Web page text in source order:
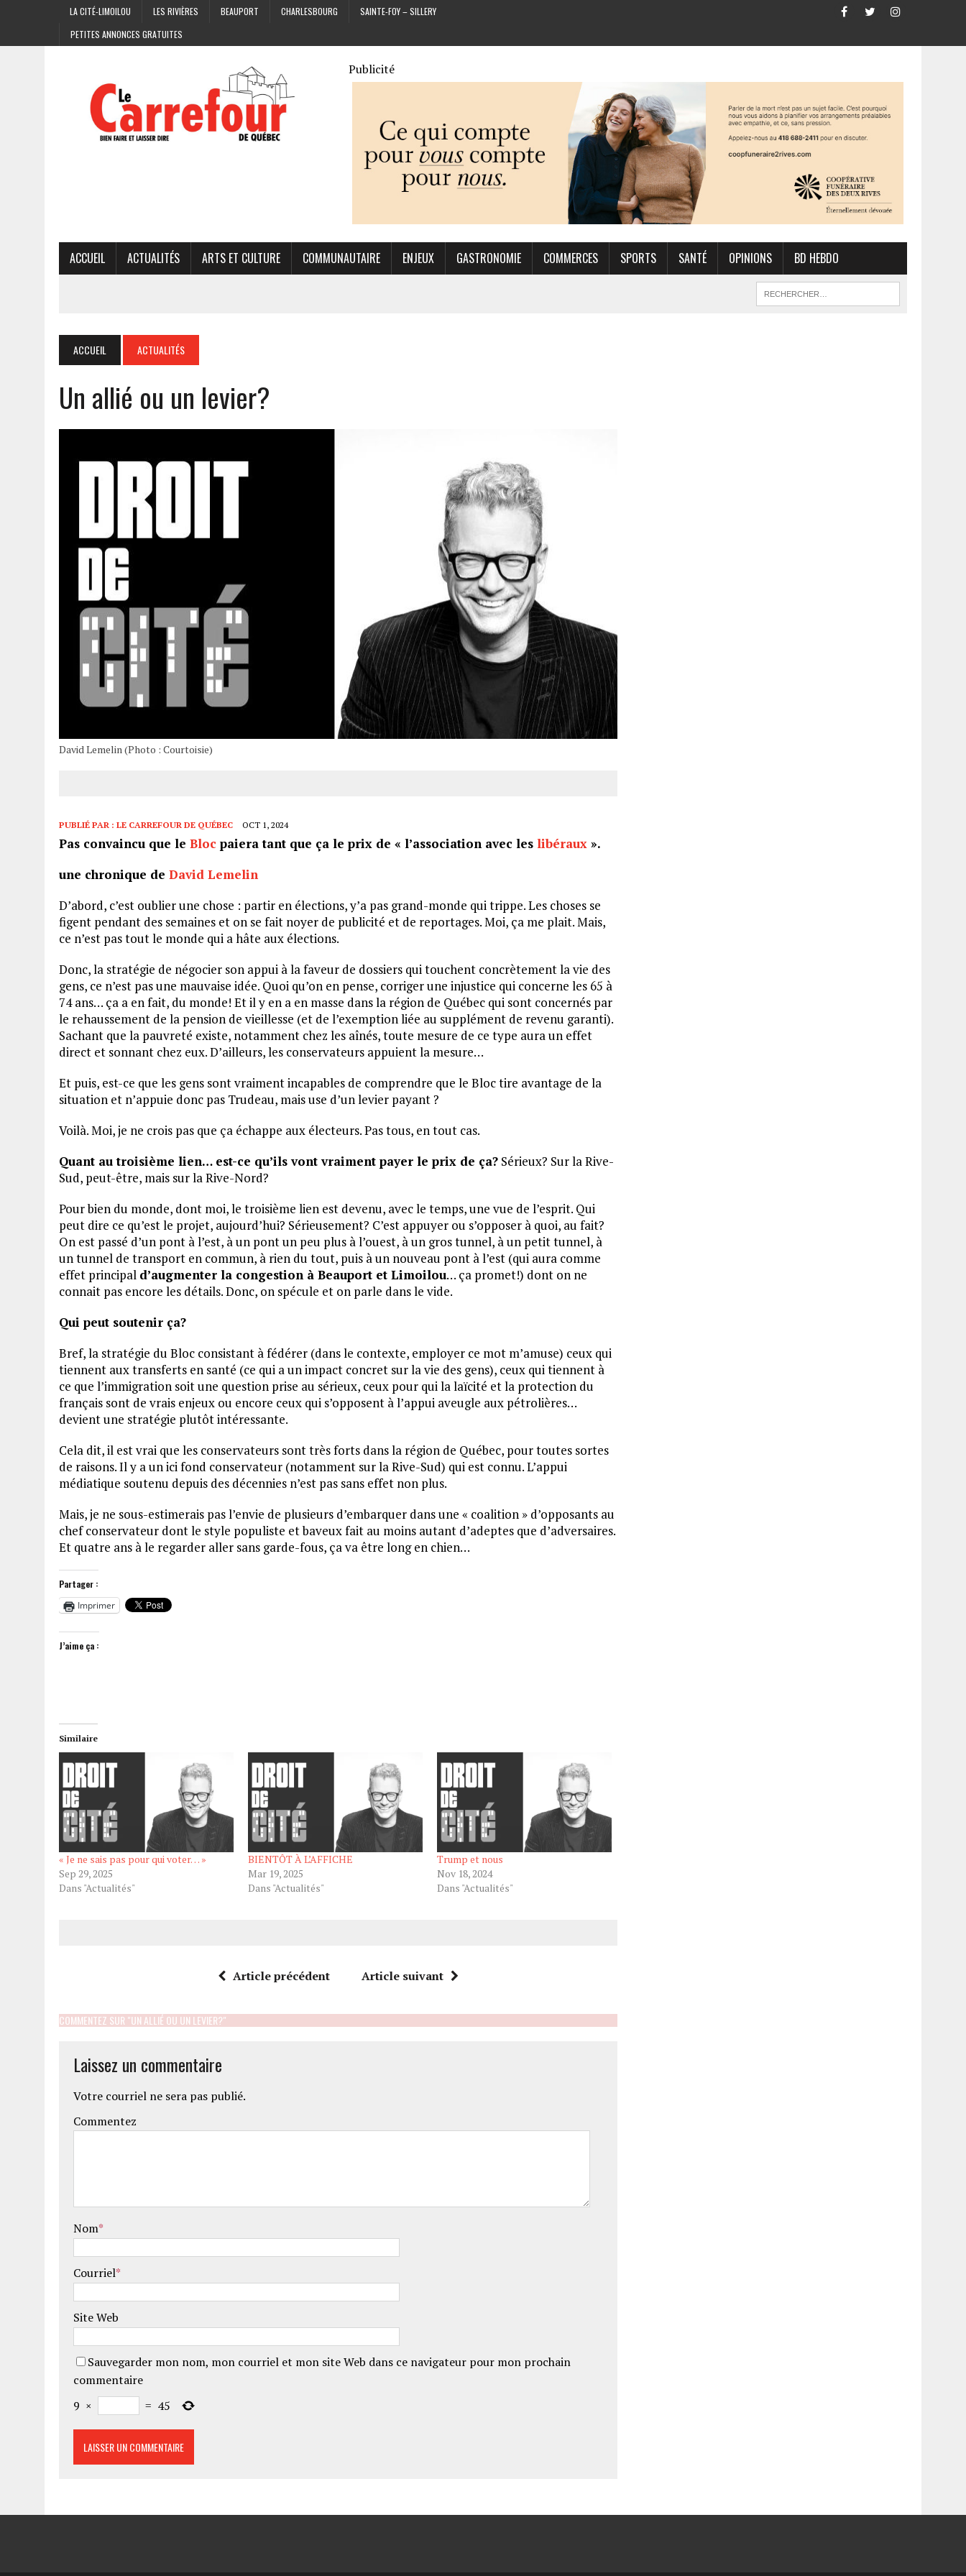
LA CITÉ-LIMOILOU LES RIVIÈRES BEAUPORT CHARLESBOURG
SAINTE-FOY – SILLERY
PETITES ANNONCES GRATUITES
Publicité
ACCUEIL ACTUALITÉS ARTS ET CULTURE COMMUNAUTAIRE ENJEUX GASTRONOMIE COMMERCES SPORTS SANTÉ OPINIONS BD HEBDO
ACCUEIL ACTUALITÉS
Un allié ou un levier?
David Lemelin (Photo : Courtoisie)
PUBLIÉ PAR : LE CARREFOUR DE QUÉBEC OCT 1, 2024
Pas convaincu que le Bloc paiera tant que ça le prix de « l’association avec les libéraux ».
une chronique de David Lemelin
D’abord, c’est oublier une chose : partir en élections, y’a pas grand-monde qui trippe. Les choses se
figent pendant des semaines et on se fait noyer de publicité et de reportages. Moi, ça me plait. Mais,
ce n’est pas tout le monde qui a hâte aux élections.
Donc, la stratégie de négocier son appui à la faveur de dossiers qui touchent concrètement la vie des
gens, ce n’est pas une mauvaise idée. Quoi qu’on en pense, corriger une injustice qui concerne les 65 à
74 ans… ça a en fait, du monde! Et il y en a en masse dans la région de Québec qui sont concernés par
le rehaussement de la pension de vieillesse (et de l’exemption liée au supplément de revenu garanti).
Sachant que la pauvreté existe, notamment chez les aînés, toute mesure de ce type aura un effet
direct et sonnant chez eux. D’ailleurs, les conservateurs appuient la mesure…
Et puis, est-ce que les gens sont vraiment incapables de comprendre que le Bloc tire avantage de la
situation et n’appuie donc pas Trudeau, mais use d’un levier payant ?
Voilà. Moi, je ne crois pas que ça échappe aux électeurs. Pas tous, en tout cas.
Quant au troisième lien… est-ce qu’ils vont vraiment payer le prix de ça? Sérieux? Sur la Rive-
Sud, peut-être, mais sur la Rive-Nord?
Pour bien du monde, dont moi, le troisième lien est devenu, avec le temps, une vue de l’esprit. Qui
peut dire ce qu’est le projet, aujourd’hui? Sérieusement? C’est appuyer ou s’opposer à quoi, au fait?
On est passé d’un pont à l’est, à un pont un peu plus à l’ouest, à un gros tunnel, à un petit tunnel, à
un tunnel de transport en commun, à rien du tout, puis à un nouveau pont à l’est (qui aura comme
effet principal d’augmenter la congestion à Beauport et Limoilou… ça promet!) dont on ne
connait pas encore les détails. Donc, on spécule et on parle dans le vide.
Qui peut soutenir ça?
Bref, la stratégie du Bloc consistant à fédérer (dans le contexte, employer ce mot m’amuse) ceux qui
tiennent aux transferts en santé (ce qui a un impact concret sur la vie des gens), ceux qui tiennent à
ce que l’immigration soit une question prise au sérieux, ceux pour qui la laïcité et la protection du
français sont de vrais enjeux ou encore ceux qui s’opposent à l’appui aveugle aux pétrolières…
devient une stratégie plutôt intéressante.
Cela dit, il est vrai que les conservateurs sont très forts dans la région de Québec, pour toutes sortes
de raisons. Il y a un ici fond conservateur (notamment sur la Rive-Sud) qui est connu. L’appui
médiatique soutenu depuis des décennies n’est pas sans effet non plus.
Mais, je ne sous-estimerais pas l’envie de plusieurs d’embarquer dans une « coalition » d’opposants au
chef conservateur dont le style populiste et baveux fait au moins autant d’adeptes que d’adversaires.
Et quatre ans à le regarder aller sans garde-fous, ça va être long en chien…
Partager :
Imprimer
J’aime ça :
Similaire
« Je ne sais pas pour qui voter… »
Sep 29, 2025
Dans "Actualités"
BIENTÔT À L’AFFICHE
Mar 19, 2025
Dans "Actualités"
Trump et nous
Nov 18, 2024
Dans "Actualités"
Article précédent Article suivant
COMMENTEZ SUR "UN ALLIÉ OU UN LEVIER?"
Laissez un commentaire
Votre courriel ne sera pas publié.
Commentez
Nom*
Courriel*
Site Web
Sauvegarder mon nom, mon courriel et mon site Web dans ce navigateur pour mon prochain
commentaire
9 × = 45